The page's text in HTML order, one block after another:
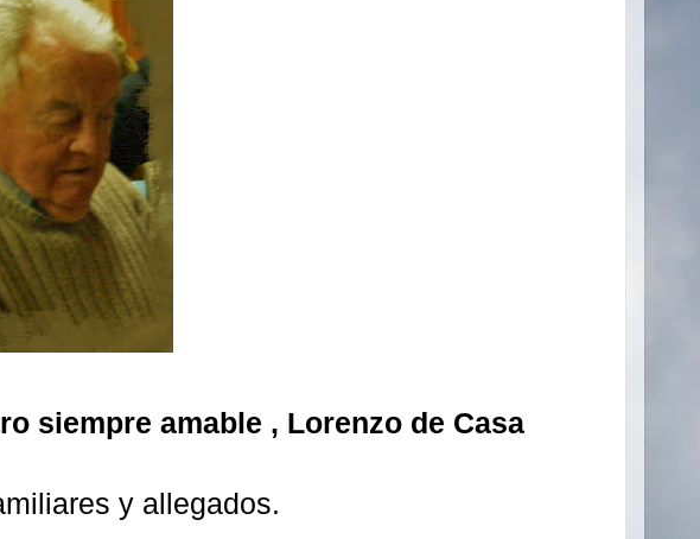
siempre amable , Lorenzo de Casa
y allegados.